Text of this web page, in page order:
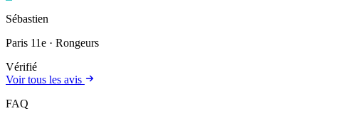
Sébastien
Paris 11e · Rongeurs
Vérifié
Voir tous les avis
FAQ